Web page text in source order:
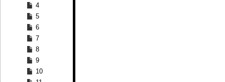
4
5
6
7
8
9
10